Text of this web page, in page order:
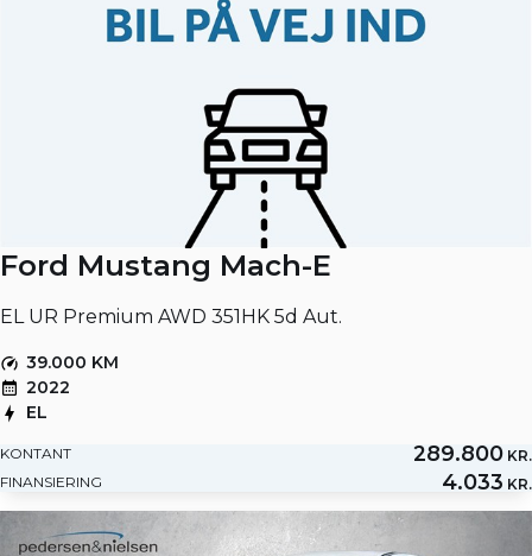
Ford Mustang Mach-E
EL UR Premium AWD 351HK 5d Aut.
39.000 KM
2022
EL
KONTANT 289.800 KR.
FINANSIERING
4.033 KR.